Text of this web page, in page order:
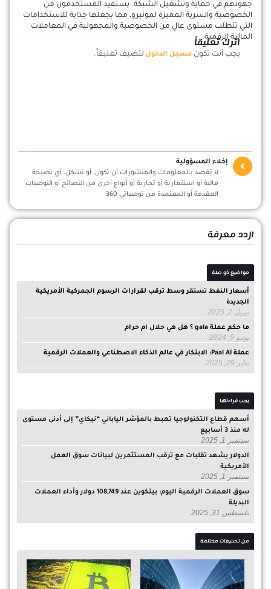
جهودهم في حماية وتشغيل الشبكة. يستفيد المستخدمون من
الخصوصية والسرية المميزة لمونيرو، مما يجعلها جذابة للاستخدامات
التي تتطلب مستوى عالٍ من الخصوصية والمجهولية في المعاملات
المالية الرقمية.
اترك تعليقاً
يجب أنت تكون مسجل الدخول لتضيف تعليقاً.
إخلاء المسؤولية
لا يُقصد بالمعلومات والمنشورات أن تكون، أو تشكل، أي نصيحة
مالية أو استثمارية أو تجارية أو أنواع أخرى من النصائح أو التوصيات
المقدمة أو المعتمدة من توصياتي 360
ازدد معرفة
مواضيع ذو صلة
أسعار النفط تستقر وسط ترقب لقرارات الرسوم الجمركية الأمريكية
الجديدة
أبريل 2, 2025
ما حكم عملة gala ؟ هل هي حلال ام حرام
يونيو 9, 2024
عملة Paal AI: الابتكار في عالم الذكاء الاصطناعي والعملات الرقمية
يناير 29, 2025
يجب قراءتها
أسهم قطاع التكنولوجيا تهبط بالمؤشر الياباني “نيكاي” إلى أدنى مستوى
له منذ 3 أسابيع
سبتمبر 1, 2025
الدولار يشهد تقلبات مع ترقب المستثمرين لبيانات سوق العمل
الأمريكية
سبتمبر 1, 2025
سوق العملات الرقمية اليوم: بيتكوين عند 108,749 دولار وأداء العملات
البديلة
أغسطس 31, 2025
من تصنيفات مختلفة